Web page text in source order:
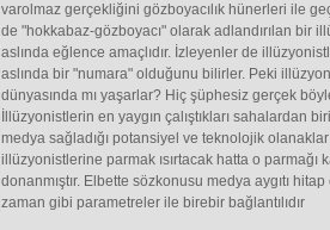
varolmaz gerçekliğini gözboyacılık hünerleri ile
de "hokkabaz-gözboyacı" olarak adlandırılan bir
aslında eğlence amaçlıdır. İzleyenler de
aslında bir "numara" olduğunu bilirler. Peki
dünyasında mı yaşarlar? Hiç şüphesiz gerçek
İllüzyonistlerin en yaygın çalıştıkları sahalardan
medya sağladığı potansiyel ve teknolojik olanaklar
illüzyonistlerine parmak ısırtacak hatta o parmağı
donanmıştır. Elbette sözkonusu medya aygıtı
zaman gibi parametreler ile birebir bağlantılıdır